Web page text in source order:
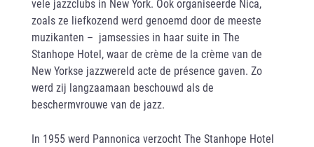
vele jazzclubs in New York. Ook organiseerde Nica,
zoals ze liefkozend werd genoemd door de meeste
muzikanten – jamsessies in haar suite in The
Stanhope Hotel, waar de crème de la crème van de
New Yorkse jazzwereld acte de présence gaven. Zo
werd zij langzaamaan beschouwd als de
beschermvrouwe van de jazz.
In 1955 werd Pannonica verzocht The Stanhope Hotel